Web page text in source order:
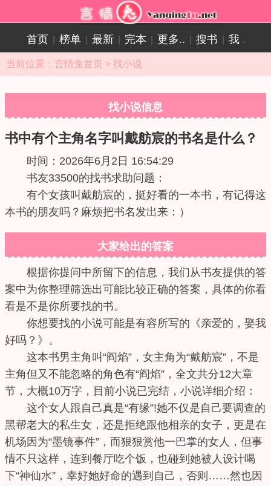
首页 榜单 最新 完本 更多.. 搜书 我 ..
当前位置： 言情兔首页 > 找小说
找小说信息
书中有个主角名字叫戴舫宸的书名是什么？
时间：2026年6月2日 16:54:29
书友33500的找书求助问题：
有个女孩叫戴舫宸的，挺好看的一本书，有记得这
本书的朋友吗？麻烦把书名发出来：）
大家给出的答案
根据你提问中所留下的信息，我们从书友提供的答
案中为你整理筛选出可能比较正确的答案，具体的你看
看是不是你所要找的书。
你想要找的小说可能是有容所写的《亲爱的，娶我
好吗？》。
这本书男主角叫“阎焰”，女主角为“戴舫宸”，不是
主角但又不能忽略的角色有“阎焰”，全文共分12大章
节，大概10万字，目前小说已完结，小说详细介绍：
这个女人跟自己真是“有缘”!她不仅是自己要调查的
黑帮老大的私生女，还是拒绝跟他相亲的女子，更是在
机场因为“墨镜事件”，而狠狠赏他一巴掌的女人，但事
情不只这样，连到餐厅吃个饭，也碰到她被人设计喝
下“神仙水”，幸好她好命的遇到自己，否则……然也因